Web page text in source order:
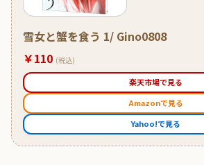
雪女と蟹を食う 1/ Gino0808
￥110 (税込)
楽天市場で見る
Amazonで見る
Yahoo!で見る